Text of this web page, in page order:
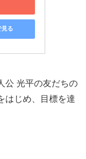
る
公 光平の友だちの
はじめ、目標を達